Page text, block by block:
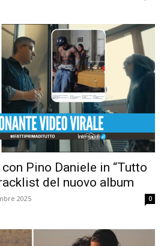
Pino Daniele in “Tutto
del nuovo album
2025 0